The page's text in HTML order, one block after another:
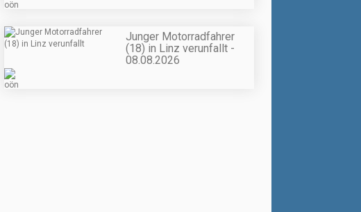
Junger Motorradfahrer
(18) in Linz verunfallt -
08.08.2026